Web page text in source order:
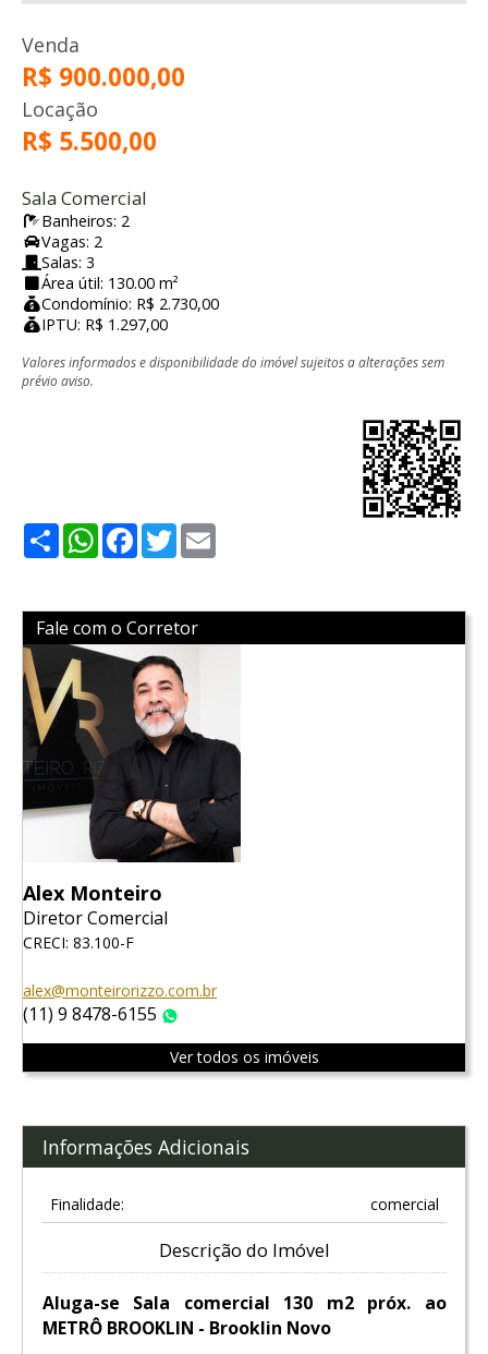
Venda
R$ 900.000,00
Locação
R$ 5.500,00
Sala Comercial
Banheiros: 2
Vagas: 2
Salas: 3
Área útil: 130.00 m²
Condomínio: R$ 2.730,00
IPTU: R$ 1.297,00
Valores informados e disponibilidade do imóvel sujeitos a alterações sem
prévio aviso.
ShareWhatsApp
Facebook
Twitter
Fale com o Corretor
Alex Monteiro
Diretor Comercial
CRECI: 83.100-F
alex@monteirorizzo.com.br
(11) 9 8478-6155
Ver todos os imóveis
Informações Adicionais
Finalidade: comercial
Descrição do Imóvel
Aluga-se Sala comercial 130 m2 próx. ao
METRÔ BROOKLIN - Brooklin Novo